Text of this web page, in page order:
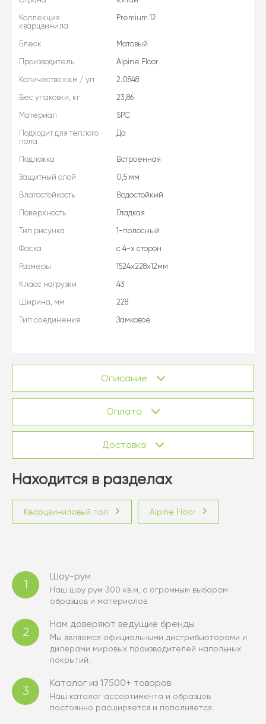
Коллекция
кварцвинила
Premium 12
Блеск
Матовый
Производитель
Alpine Floor
Количество кв.м / уп
2.0848
Вес упаковки, кг
23,86
Материал
SPC
Подходит для теплого
пола
Да
Подложка
Встроенная
Защитный слой
0,5 мм
Влагостойкость
Водостойкий
Поверхность
Гладкая
Тип рисунка
1-полосный
Фаска
с 4-х сторон
Размеры
1524х228х12мм
Класс нагрузки
43
Ширина, мм
228
Тип соединения
Замковое
Описание
Оплата
Доставка
Находится в разделах
Кварцвиниловый пол Alpine Floor
1
Шоу-рум
Наш шоу рум 300 кв.м, с огромным выбором
образцов и материалов.
2
Нам доверяют ведущие бренды
Мы являемся официальными дистрибьюторами и
дилерами мировых производителей напольных
покрытий.
3
Каталог из 17500+ товаров
Наш каталог ассортимента и образцов
постоянно расширяется и пополняется.